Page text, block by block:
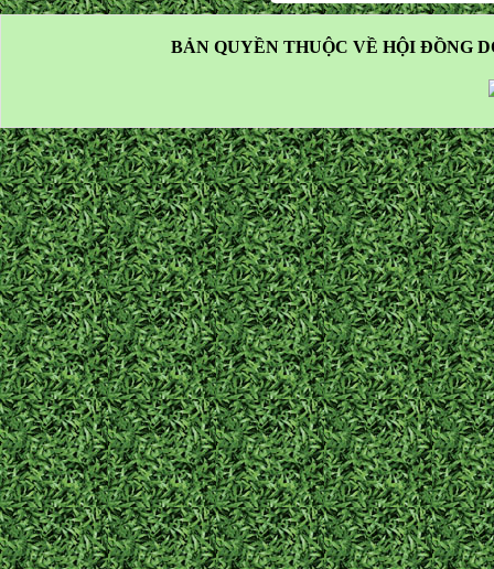
BẢN QUYỀN THUỘC VỀ HỘI ĐỒNG